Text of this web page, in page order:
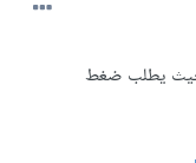
يطلب ضغط